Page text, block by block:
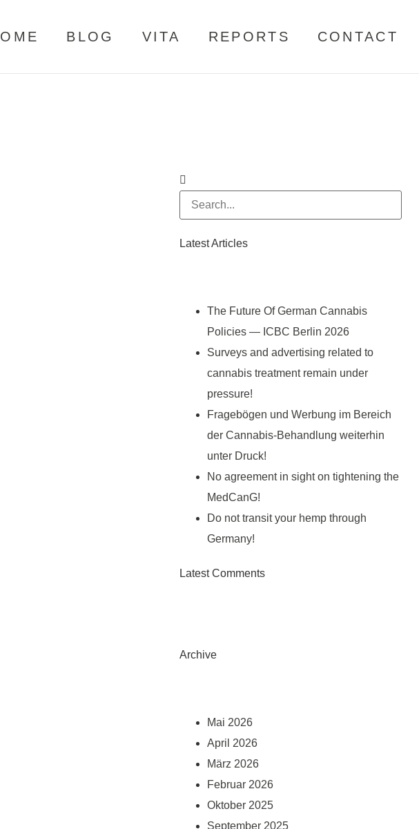
BLOG VITA REPORTS CONTACT
Latest Articles
The Future Of German Cannabis
Policies — ICBC Berlin 2026
Surveys and advertising related to
cannabis treatment remain under
pressure!
Fragebögen und Werbung im Bereich
der Cannabis-Behandlung weiterhin
unter Druck!
No agreement in sight on tightening the
MedCanG!
Do not transit your hemp through
Germany!
Latest Comments
Archive
Mai 2026
April 2026
März 2026
Februar 2026
Oktober 2025
September 2025